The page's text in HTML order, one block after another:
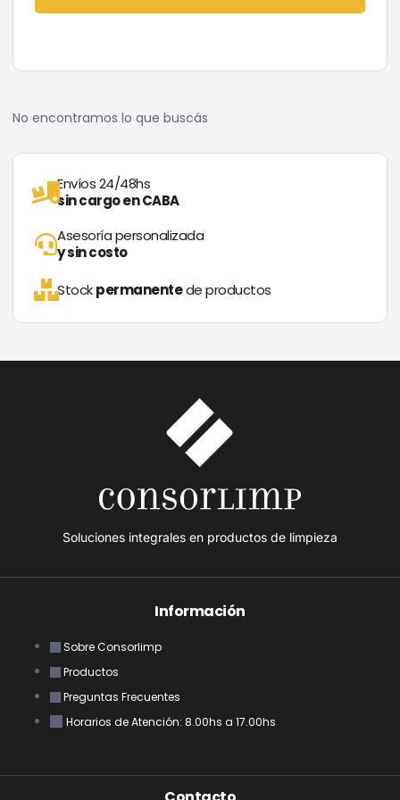
No encontramos lo que buscás
Envíos 24/48hs
sin cargo en CABA
Asesoría personalizada
y sin costo
Stockpermanentede productos
Soluciones integrales en productos de limpieza
Información
Sobre Consorlimp
Productos
Preguntas Frecuentes
Horarios de Atención: 8.00hs a 17.00hs